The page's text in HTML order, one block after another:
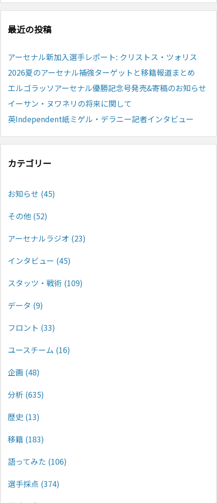
最近の投稿
アーセナル新加入選手レポート: クリストス・ツォリス
2026夏のアーセナル補強ターゲットと移籍報道まとめ
エルゴラッソアーセナル優勝記念号発売&寄稿のお知らせ
イーサン・ヌワネリの将来に関して
英Independent紙ミゲル・デラニー記者インタビュー
カテゴリー
お知らせ (45)
その他 (52)
アーセナルラジオ (23)
インタビュー (45)
スタッツ・戦術 (109)
データ (9)
フロント (33)
ユースチーム (16)
企画 (48)
分析 (635)
歴史 (13)
移籍 (183)
語ってみた (106)
選手採点 (374)